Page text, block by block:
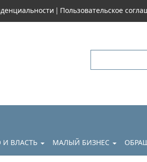
| Пользовательское
ВЛАСТЬ МАЛЫЙ БИЗНЕС